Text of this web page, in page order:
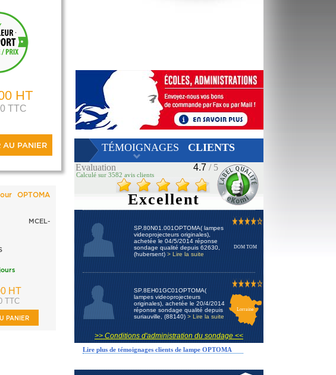
TÉMOIGNAGES CLIENTS
Evaluation 4.7 / 5
Calculé sur 3582 avis clients
Excellent
SP.80N01.001OPTOMA( lampes
videoprojecteurs originales),
achetée le 04/5/2014 réponse
sondage qualité depuis 62630,
(hubersent) > Lire la suite
DOM TOM
SP.8EH01GC01OPTOMA(
lampes videoprojecteurs
originales), achetée le 20/4/2014
réponse sondage qualité depuis
suriauville, (88140) > Lire la suite
Lorraine
>> Conditions d'administration du sondage <<
Lire plus de témoignages clients de lampe OPTOMA
HT
TTC
AU PANIER
OPTOMA
MCEL-
HT
TTC
PANIER